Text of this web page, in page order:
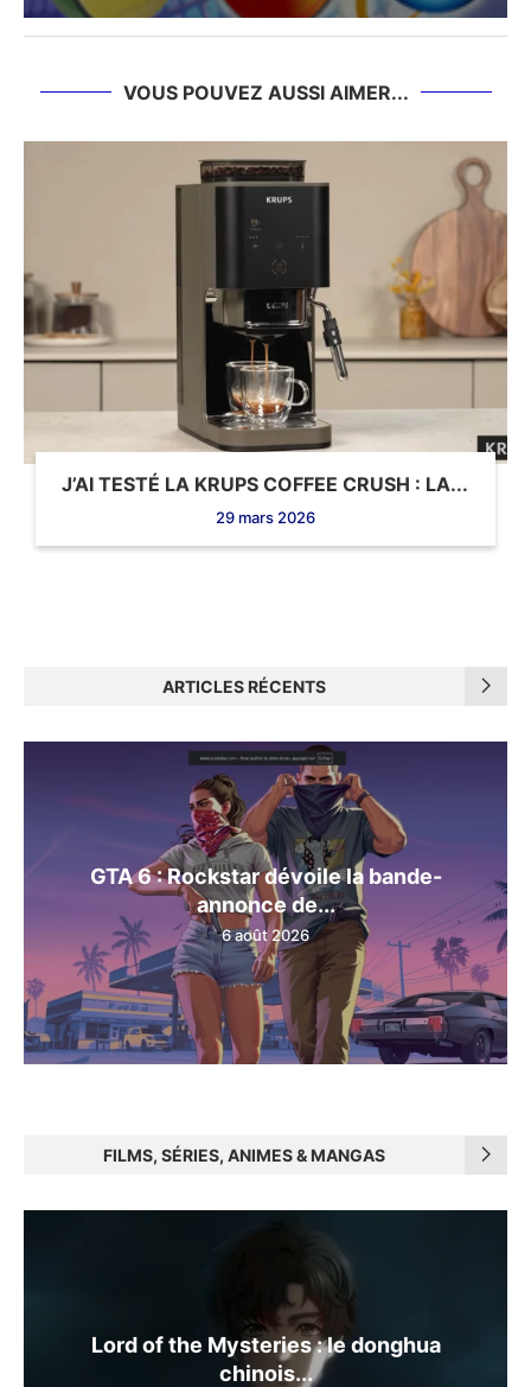
VOUS POUVEZ AUSSI AIMER...
J’AI TESTÉ LA KRUPS COFFEE CRUSH : LA...
29 mars 2026
ARTICLES RÉCENTS
GTA 6 : Rockstar dévoile la bande-
annonce de...
6 août 2026
FILMS, SÉRIES, ANIMES & MANGAS
Lord of the Mysteries : le donghua
chinois...